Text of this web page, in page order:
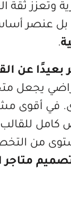
العملاء.
أساسي في
متجرك
مشاريع
ليصبح
هو ما